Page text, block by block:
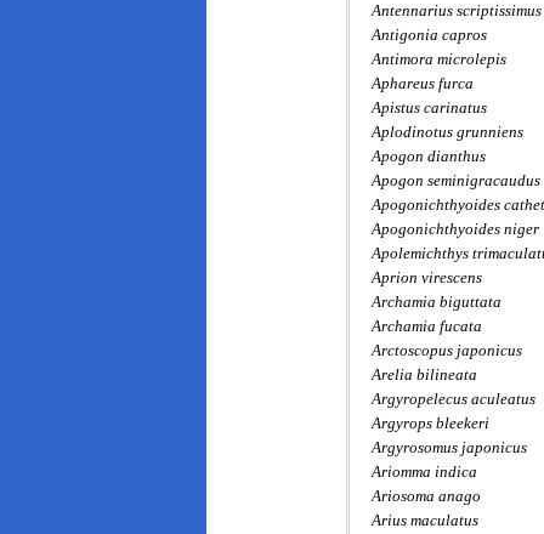
Antennarius scriptissimus
Antigonia capros
Antimora microlepis
Aphareus furca
Apistus carinatus
Aplodinotus grunniens
Apogon dianthus
Apogon seminigracaudus
Apogonichthyoides
Apogonichthyoides niger
Apolemichthys
Aprion virescens
Archamia biguttata
Archamia fucata
Arctoscopus japonicus
Arelia bilineata
Argyropelecus aculeatus
Argyrops bleekeri
Argyrosomus japonicus
Ariomma indica
Ariosoma anago
Arius maculatus